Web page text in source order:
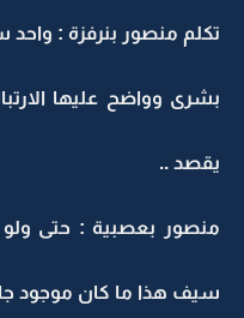
تكلم منصور بنرفزة : واحد
بشرى وواضح عليها
يقصد ..
منصور بعصبية : حتى
سيف هذا ما كان موجود